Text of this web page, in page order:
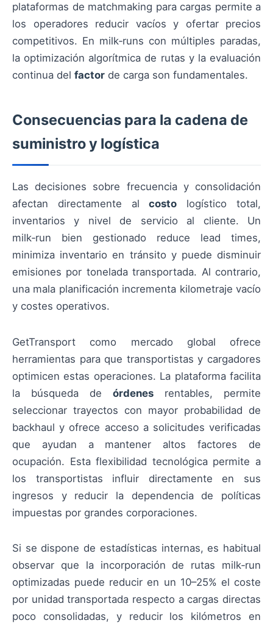
plataformas de matchmaking para cargas permite a
los operadores reducir vacíos y ofertar precios
competitivos. En milk‑runs con múltiples paradas,
la optimización algorítmica de rutas y la evaluación
continua del factor de carga son fundamentales.
Consecuencias para la cadena de
suministro y logística
Las decisiones sobre frecuencia y consolidación
afectan directamente alcosto logístico total,
inventarios y nivel de servicio al cliente. Un
milk‑run bien gestionado reduce lead times,
minimiza inventario en tránsito y puede disminuir
emisiones por tonelada transportada. Al contrario,
una mala planificación incrementa kilometraje vacío
y costes operativos.
GetTransport como mercado global ofrece
herramientas para que transportistas y cargadores
optimicen estas operaciones. La plataforma facilita
la búsqueda de órdenes rentables, permite
seleccionar trayectos con mayor probabilidad de
backhaul y ofrece acceso a solicitudes verificadas
que ayudan a mantener altos factores de
ocupación. Esta flexibilidad tecnológica permite a
los transportistas influir directamente en sus
ingresos y reducir la dependencia de políticas
impuestas por grandes corporaciones.
Si se dispone de estadísticas internas, es habitual
observar que la incorporación de rutas milk‑run
optimizadas puede reducir en un 10–25% el coste
por unidad transportada respecto a cargas directas
poco consolidadas, y reducir los kilómetros en